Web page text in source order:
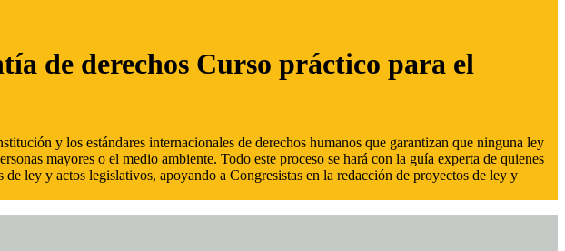
de derechos Curso práctico para el
y los estándares internacionales de derechos humanos que garantizan que ninguna ley
mayores o el medio ambiente. Todo este proceso se hará con la guía experta de quienes
ley y actos legislativos, apoyando a Congresistas en la redacción de proyectos de ley y